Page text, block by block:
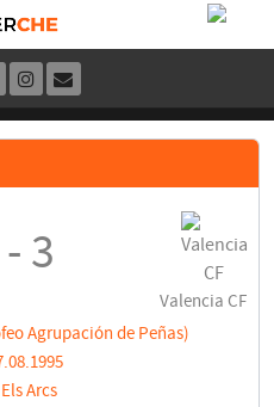
3
Valencia CF
Agrupación de Peñas)
Els Arcs